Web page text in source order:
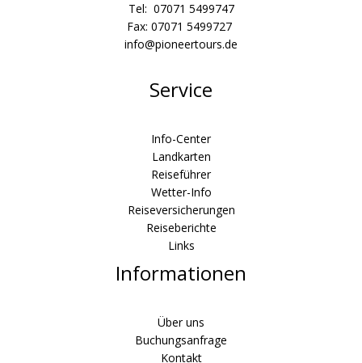
Tel: 07071 5499747
Fax: 07071 5499727
info@pioneertours.de
Service
Info-Center
Landkarten
Reiseführer
Wetter-Info
Reiseversicherungen
Reiseberichte
Links
Informationen
Über uns
Buchungsanfrage
Kontakt